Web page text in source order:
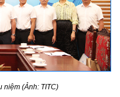
niệm (Ảnh: TITC)